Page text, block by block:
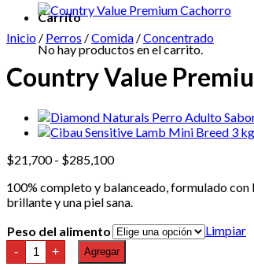
Carrito
No hay productos en el carrito.
Inicio / Perros /Comida /Concentrado
Country Value
$21,700 - $285,100Rango
precios:
desde
hasta
$285,100
100% completo y balanceado, formulado
brillante y una piel sana.
Peso del alimento
Limpiar
- Country
Value+ Agregar